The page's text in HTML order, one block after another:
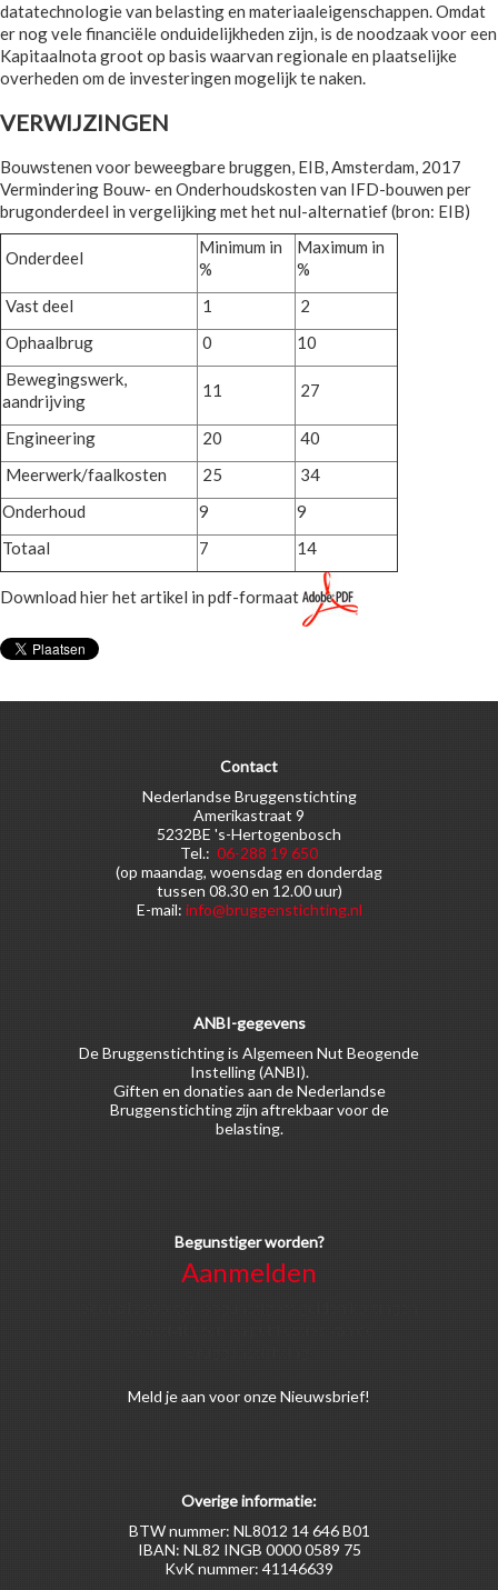
datatechnologie van belasting en materiaaleigenschappen. Omdat
er nog vele financiële onduidelijkheden zijn, is de noodzaak voor een
Kapitaalnota groot op basis waarvan regionale en plaatselijke
overheden om de investeringen mogelijk te naken.
VERWIJZINGEN
Bouwstenen voor beweegbare bruggen, EIB, Amsterdam, 2017
Vermindering Bouw- en Onderhoudskosten van IFD-bouwen per
brugonderdeel in vergelijking met het nul-alternatief (bron: EIB)
Onderdeel
Minimum in
%
Maximum in
%
Vast deel
1
2
Ophaalbrug
0
10
Bewegingswerk,
aandrijving
11 27
Engineering 20
40
Meerwerk/faalkosten
25
34
Onderhoud
9
9
Totaal
7 14
Download hier het artikel in pdf-formaat
Contact
Nederlandse Bruggenstichting
Amerikastraat 9
5232BE 's-Hertogenbosch
Tel.: 06-288 19 650
(op maandag, woensdag en donderdag
tussen 08.30 en 12.00 uur)
E-mail: info@bruggenstichting.nl
ANBI-gegevens
De Bruggenstichting is Algemeen Nut Beogende
Instelling (ANBI).
Giften en donaties aan de Nederlandse
Bruggenstichting zijn aftrekbaar voor de
belasting.
Begunstiger worden?
Aanmelden
Meld je aan voor onze Nieuwsbrief!
Overige informatie:
BTW nummer: NL8012 14 646 B01
IBAN: NL82 INGB 0000 0589 75
KvK nummer: 41146639